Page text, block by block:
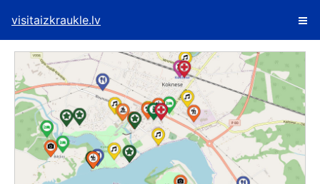
visitaizkraukle.lv